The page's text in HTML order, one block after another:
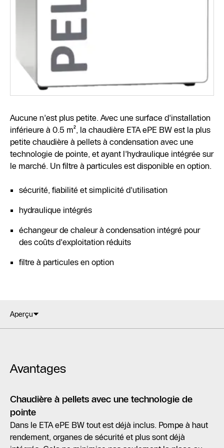
Aucune n'est plus petite. Avec une surface d'installation
inférieure à 0.5 m², la chaudière ETA ePE BW est la plus
petite chaudière à pellets à condensation avec une
technologie de pointe, et ayant l'hydraulique intégrée sur
le marché. Un filtre à particules est disponible en option.
sécurité, fiabilité et simplicité d'utilisation
hydraulique intégrés
échangeur de chaleur à condensation intégré pour
des coûts d'exploitation réduits
filtre à particules en option
Aperçu
Avantages
Chaudière à pellets avec une technologie de
pointe
Dans le ETA ePE BW tout est déjà inclus. Pompe à haut
rendement, organes de sécurité et plus sont déjà